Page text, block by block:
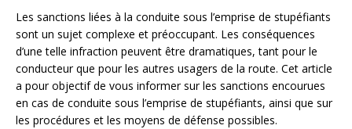
Les sanctions liées à la conduite sous l’emprise de stupéfiants
sont un sujet complexe et préoccupant. Les conséquences
d’une telle infraction peuvent être dramatiques, tant pour le
conducteur que pour les autres usagers de la route. Cet article
a pour objectif de vous informer sur les sanctions encourues
en cas de conduite sous l’emprise de stupéfiants, ainsi que sur
les procédures et les moyens de défense possibles.